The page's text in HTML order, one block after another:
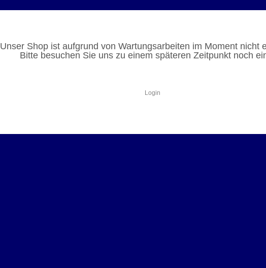
Unser Shop ist aufgrund von Wartungsarbeiten im Moment nicht
Bitte besuchen Sie uns zu einem späteren Zeitpunkt noch
Login